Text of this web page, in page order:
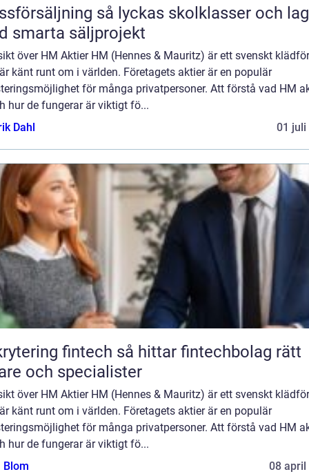
så lyckas skolklasser och lag
smarta säljprojekt
över HM Aktier HM (Hennes & Mauritz) är ett svenskt
känt runt om i världen. Företagets aktier är en populär
för många privatpersoner. Att förstå vad HM
hur de fungerar är viktigt fö...
Dahl
01 juli
fintech så hittar fintechbolag rätt
och specialister
över HM Aktier HM (Hennes & Mauritz) är ett svenskt
känt runt om i världen. Företagets aktier är en populär
för många privatpersoner. Att förstå vad HM
hur de fungerar är viktigt fö...
Blom
08 april